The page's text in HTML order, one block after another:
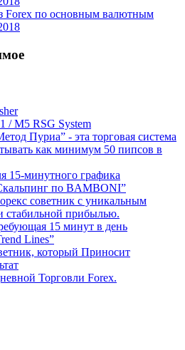
Forex по основным валютным
/ M5 RSG System
Пуриа” - эта торговая система
как минимум 50 пипсов в
15-минутного графика
по BAMBONI”
советник с уникальным
стабильной прибылью.
15 минут в день
Lines”
который Приносит
Торговли Forex.